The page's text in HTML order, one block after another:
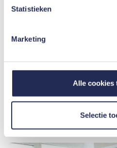
Statistieken
Marketing
Alle cookies
Selectie
Historiek
17 december 2024
Ontdek andere
categorie